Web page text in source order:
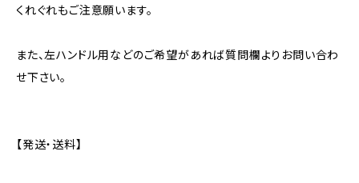
くれぐれもご注意願います。
また、左ハンドル用などのご希望があれば質問欄よりお問い合わ
せ下さい。
【発送・送料】